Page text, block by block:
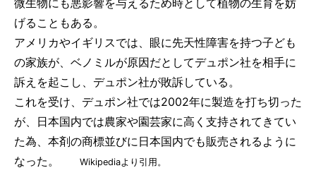
げることもある。
アメリカやイギリスでは、眼に先天性障害を持つ子ども
の家族が、ベノミルが原因だとしてデュポン社を相手に
訴えを起こし、デュポン社が敗訴している。
これを受け、デュポン社では2002年に製造を打ち切った
が、日本国内では農家や園芸家に高く支持されてきてい
た為、本剤の商標並びに日本国内でも販売されるように
なった。
Wikipediaより引用。